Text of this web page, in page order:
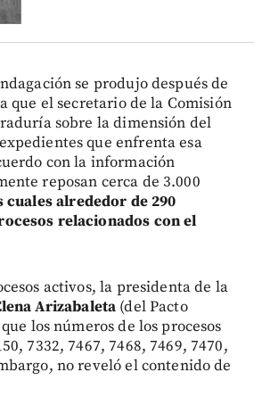
se produjo después de
que el secretario de la Comisión
sobre la dimensión del
que enfrenta esa
con la información
reposan cerca de 3.000
cuales alrededor de 290
relacionados con el
activos, la presidenta de la
Arizabaleta (del Pacto
los números de los procesos
7332, 7467, 7468, 7469, 7470,
no reveló el contenido de